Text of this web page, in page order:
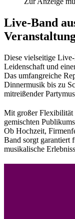
Live-Band
Diese vielseitige
Leidenschaft und
Das umfangreiche
Dinnermusik bis zu
mitreißender
Mit großer Flexibilität
gemischten
Ob Hochzeit,
Band sorgt garantiert
musikalische